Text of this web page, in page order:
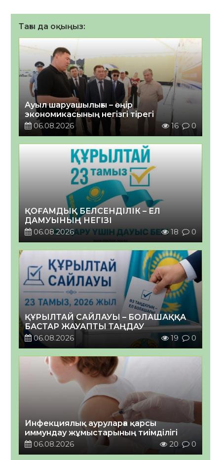
Тағы да оқыңыз:
Ауыл шаруашылығы – өңір
экономикасының негізгі тірегі
06.08.2026
16 0
ҚОҒАМДЫҚ БЕЛСЕНДІЛІК – ЕЛ
ДАМУЫНЫҢ НЕГІЗІ
06.08.2026
18 0
ҚҰРЫЛТАЙ САЙЛАУЫ – БОЛАШАҚҚА
БАСТАР ЖАУАПТЫ ТАҢДАУ
06.08.2026
19 0
Инфекциялық ауруларға қарсы
иммундау жұмыстарының тиімділігі
06.08.2026
20 0